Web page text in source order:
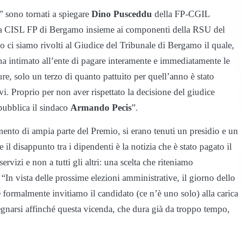
sono tornati a spiegare Dino Pusceddu della FP-CGIL
CISL FP di Bergamo insieme ai componenti della RSU del
ci siamo rivolti al Giudice del Tribunale di Bergamo il quale,
intimato all’ente di pagare interamente e immediatamente le
solo un terzo di quanto pattuito per quell’anno è stato
Proprio per non aver rispettato la decisione del giudice
il sindaco Armando Pecis”.
di ampia parte del Premio, si erano tenuti un presidio e un
il disappunto tra i dipendenti è la notizia che è stato pagato il
e non a tutti gli altri: una scelta che riteniamo
vista delle prossime elezioni amministrative, il giorno dello
invitiamo il candidato (ce n’è uno solo) alla carica
affinché questa vicenda, che dura già da troppo tempo,